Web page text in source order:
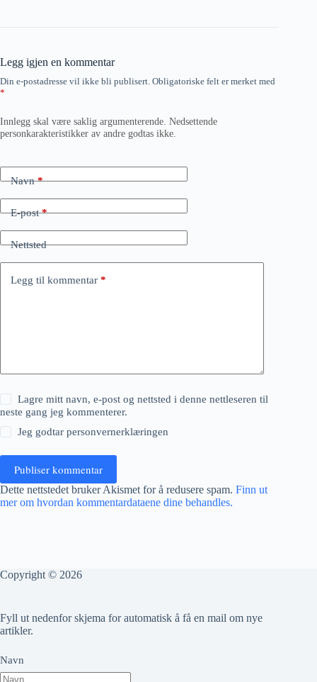
Legg igjen en kommentar
Din e-postadresse vil ikke bli publisert. Obligatoriske felt er merket med
*
Innlegg skal være saklig argumenterende. Nedsettende
personkarakteristikker av andre godtas ikke.
Navn*
E-post*
Nettsted
Legg til kommentar *
Lagre mitt navn, e-post og nettsted i denne nettleseren til
neste gang jeg kommenterer.
Jeg godtarpersonvernerklæringen
Publiser kommentar
Dette nettstedet bruker Akismet for å redusere spam. Finn ut
mer om hvordan kommentardataene dine behandles.
Copyright © 2026
Fyll ut nedenfor skjema for automatisk å få en mail om nye
artikler.
Navn